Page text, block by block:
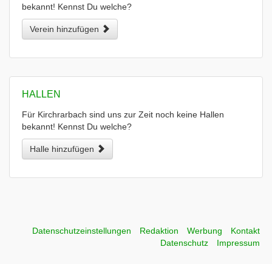
bekannt! Kennst Du welche?
Verein hinzufügen
HALLEN
Für Kirchrarbach sind uns zur Zeit noch keine Hallen
bekannt! Kennst Du welche?
Halle hinzufügen
Datenschutzeinstellungen Redaktion Werbung
Kontakt
Datenschutz
Impressum